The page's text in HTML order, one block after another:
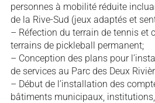
personnes à mobilité réduite
de la Rive-Sud (jeux adaptés et
– Réfection du terrain de tennis et
terrains de pickleball permanent;
– Conception des plans pour
de services au Parc des Deux
– Début de l’installation des
bâtiments municipaux,